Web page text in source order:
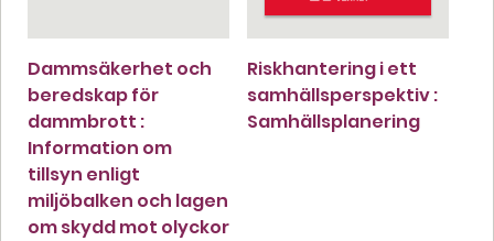
Dammsäkerhet och
beredskap för
dammbrott :
Information om
tillsyn enligt
miljöbalken och lagen
om skydd mot olyckor
Riskhantering i ett
samhällsperspektiv :
Samhällsplanering